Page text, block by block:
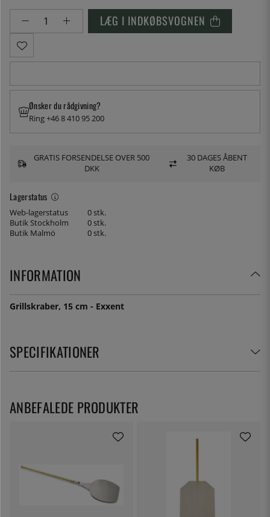
LÆG I INDKØBSVOGNEN
Lagerstatus
Web-lagerstatus
0 stk.
Butik Stockholm
0 stk.
Butik Malmö
0 stk.
Ønsker du rådgivning?
Ring +46 8 410 95 200
GRATIS FORSENDELSE OVER 500
DKK
30 DAGES ÅBENT
KØB
INFORMATION
Grillskraber, 15 cm - Exxent
SPECIFIKATIONER
ANBEFALEDE PRODUKTER